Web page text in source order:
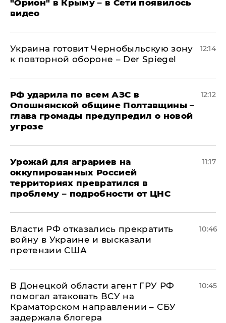
"Орион" в Крыму – в Сети появилось
видео
Украина готовит Чернобыльскую зону
к повторной обороне – Der Spiegel
12:14
РФ ударила по всем АЗС в
Опошнянской общине Полтавщины –
глава громады предупредил о новой
угрозе
12:12
Урожай для аграриев на
оккупированных Россией
территориях превратился в
проблему – подробности от ЦНС
11:17
Власти РФ отказались прекратить
войну в Украине и высказали
претензии США
10:46
В Донецкой области агент ГРУ РФ
помогал атаковать ВСУ на
Краматорском направлении – СБУ
задержала блогера
10:45